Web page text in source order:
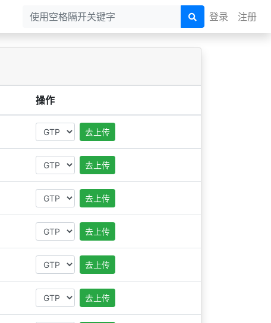
登录 注册
操作
去上传
去上传
去上传
去上传
去上传
去上传